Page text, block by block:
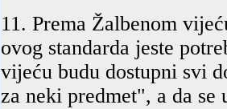
11. Prema Žalbenom
ovog standarda jeste
vijeću budu dostupni svi
za neki predmet", a da se